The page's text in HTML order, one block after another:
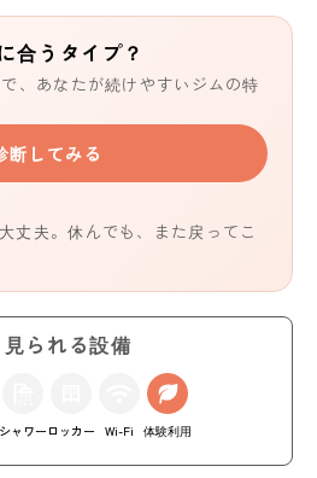
合うタイプ？
、あなたが続けやすいジムの特
断してみる
丈夫。休んでも、また戻ってこ
見られる設備
シャワー ロッカー Wi-Fi 体験利用